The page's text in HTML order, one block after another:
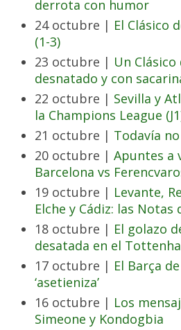
derrota con humor
24 octubre | El Clásico
(1-3)
23 octubre | Un
desnatado y con
22 octubre | Sevilla y
la Champions League
21 octubre | Todavía
20 octubre | Apuntes a
Barcelona vs
19 octubre | Levante,
Elche y Cádiz: las Notas
18 octubre | El golazo
desatada en el
17 octubre | El Barça
‘asetieniza’
16 octubre | Los
Simeone y Kondogbia